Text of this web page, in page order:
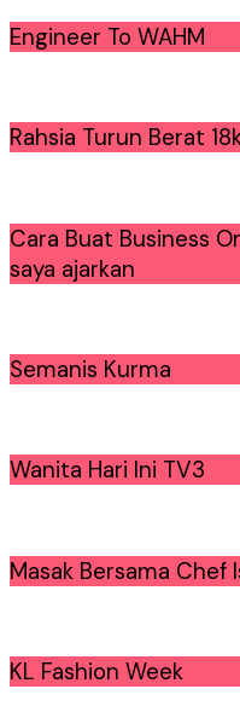
Engineer To WAHM
Rahsia Turun Berat
Cara Buat Business
saya ajarkan
Semanis Kurma
Wanita Hari Ini TV3
Masak Bersama Chef
KL Fashion Week